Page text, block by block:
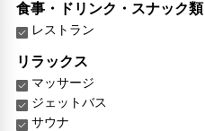
食事・ドリンク・スナック類
レストラン
リラックス
マッサージ
ジェットバス
サウナ